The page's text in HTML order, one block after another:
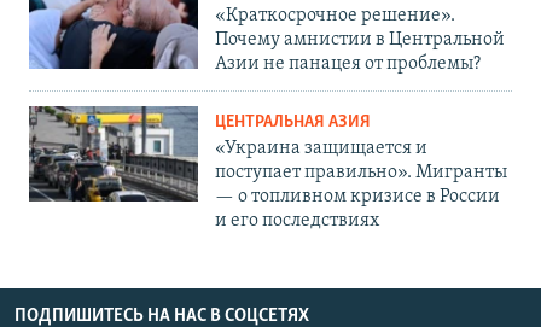
«Краткосрочное решение».
Почему амнистии в Центральной
Азии не панацея от проблемы?
ЦЕНТРАЛЬНАЯ АЗИЯ
«Украина защищается и
поступает правильно». Мигранты
— о топливном кризисе в России
и его последствиях
ПОДПИШИТЕСЬ НА НАС В СОЦСЕТЯХ